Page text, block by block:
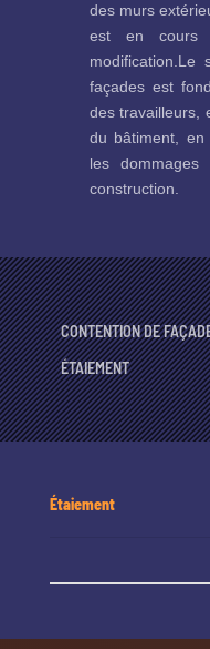
des murs
est en cours
modification.Le
façades est
des travailleurs,
du bâtiment,
les
construction.
CONTENTION DE
ÉTAIEMENT
Étaiement